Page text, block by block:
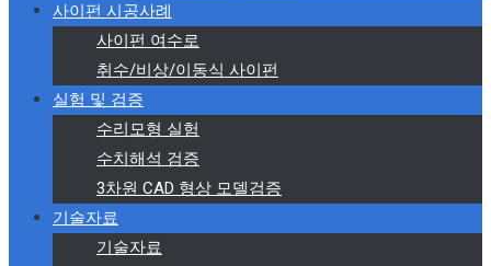
사이펀 시공사례
사이펀 여수로
취수/비상/이동식 사이펀
실험 및 검증
수리모형 실험
수치해석 검증
3차원 CAD 형상 모델검증
기술자료
기술자료